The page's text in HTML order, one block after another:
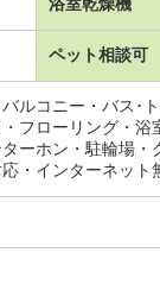
ペット相談可
ルコニー・バス･
フローリング・
ーホン・駐輪場
・インターネット